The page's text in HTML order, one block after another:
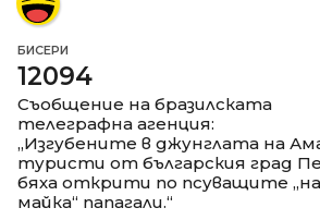
БИСЕРИ
12094
Съобщение на бразилската
телеграфна агенция:
„Изгубените в джунглата на
туристи от българския град
бяха открити по псуващите „на
майка“ папагали.“